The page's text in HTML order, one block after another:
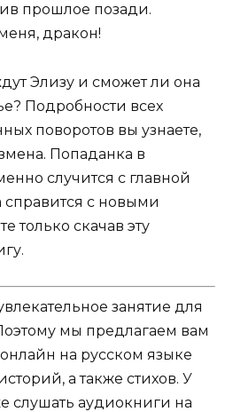
прошлое позади.
дракон!
Элизу и сможет ли она
Подробности всех
поворотов вы узнаете,
Попаданка в
случится с главной
с новыми
только скачав эту
занятие для
мы предлагаем вам
на русском языке
а также стихов. У
слушать аудиокниги на